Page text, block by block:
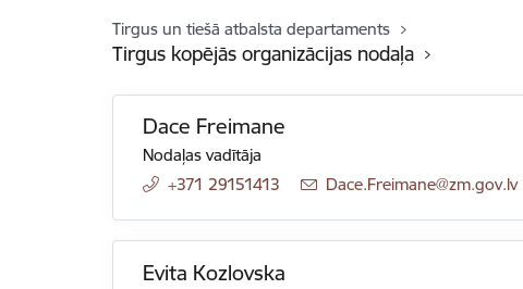
Tirgus un tiešā atbalsta departaments
Tirgus kopējās organizācijas nodaļa
Dace Freimane
Nodaļas vadītāja
+371 29151413
E-pasts:
Dace.Freimane@zm.gov.lv
Evita Kozlovska